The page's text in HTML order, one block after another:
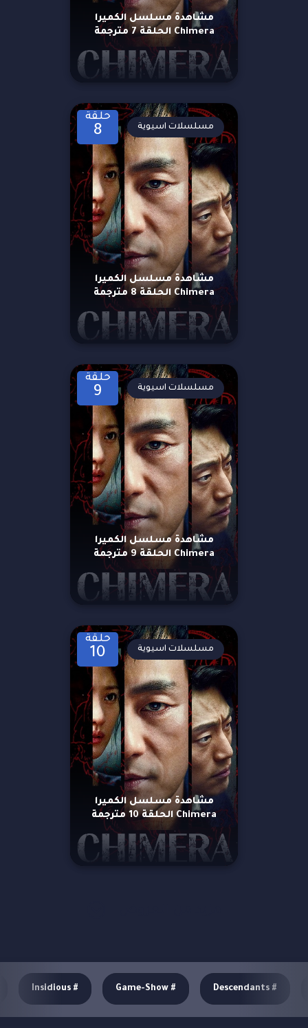
مشاهدة مسلسل الكميرا
Chimera الحلقة 7 مترجمة
حلقة
8
مشاهدة مسلسل الكميرا
Chimera الحلقة 8 مترجمة
مسلسلات اسيوية
حلقة
9
مشاهدة مسلسل الكميرا
Chimera الحلقة 9 مترجمة
مسلسلات اسيوية
حلقة
10
مشاهدة مسلسل الكميرا
Chimera الحلقة 10 مترجمة
مسلسلات اسيوية
#
Descendants
#
Game-Show
#
Insidious